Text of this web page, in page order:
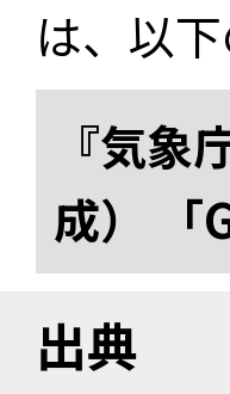
は、以
『気
成） 「
出典